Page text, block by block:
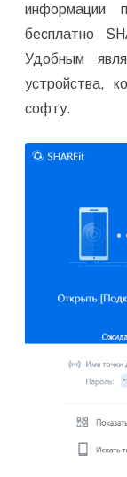
информации
бесплатно
Удобным
устройства,
софту.